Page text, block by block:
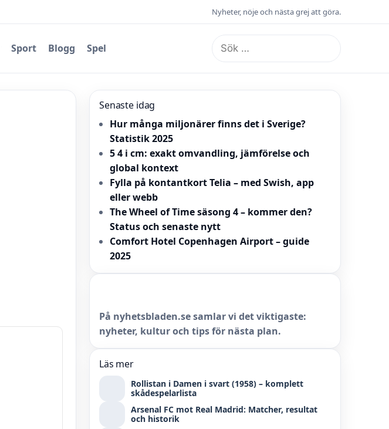
Nyheter, nöje och nästa grej att göra.
Sport Blogg Spel
Sök
efter:
Senaste idag
Hur många miljonärer finns det i Sverige?
Statistik 2025
5 4 i cm: exakt omvandling, jämförelse och
global kontext
Fylla på kontantkort Telia – med Swish, app
eller webb
The Wheel of Time säsong 4 – kommer den?
Status och senaste nytt
Comfort Hotel Copenhagen Airport – guide
2025
På nyhetsbladen.se samlar vi det viktigaste:
nyheter, kultur och tips för nästa plan.
Läs mer
Rollistan i Damen i svart (1958) – komplett
skådespelarlista
Arsenal FC mot Real Madrid: Matcher, resultat
och historik